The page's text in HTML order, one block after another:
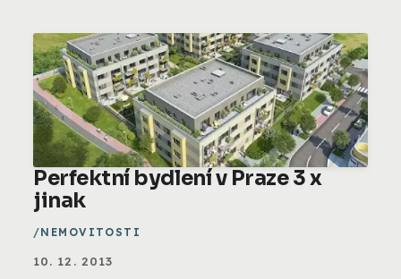
Perfektní bydlení v Praze 3 x
jinak
NEMOVITOSTI
10. 12. 2013